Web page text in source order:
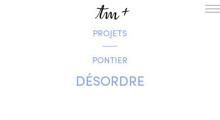
L’ENSEMBLE
SAISON
A LA UNE
MÉDIATION
PROJETS
PONTIER
DÉSORDRE